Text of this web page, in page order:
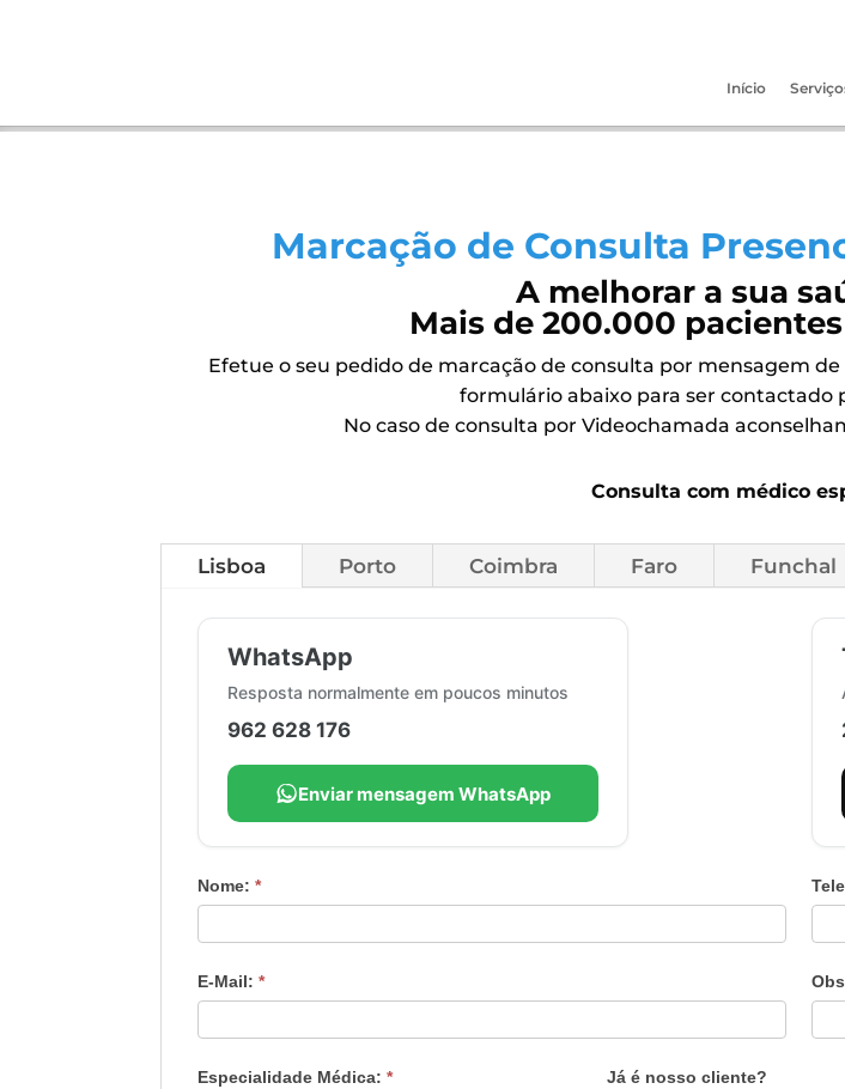
Início
Marcação de Consulta
A melhorar a sua
Mais de 200.000
Efetue o seu pedido de marcação de consulta por mensagem
formulário abaixo para ser contactado
No caso de consulta por Videochamada
Consulta com médico
Lisboa Porto Coimbra Faro Funchal
Marcação
Consulta
WhatsApp
Resposta normalmente em poucos minutos
962 628 176
Enviar mensagem WhatsApp
Nome: *
E-Mail: *
Especialidade Médica: * Já é nosso cliente?